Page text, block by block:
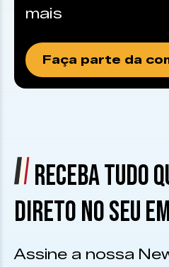
mais
Faça parte da
RECEBA TUDO
DIRETO NO SEU
Assine a nossa